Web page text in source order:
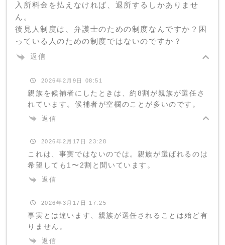
入所料金を払えなければ、退所するしかありませ
ん。
後見人制度は、弁護士のための制度なんですか？困
っている人のための制度ではないのですか？
返信
2026年2月9日 08:51
親族を候補者にしたときは、約8割が親族が選任さ
れています。候補者が空欄のことが多いのです。
返信
2026年2月17日 23:28
これは、事実ではないのでは。親族が選ばれるのは
希望しても1〜2割と聞いています。
返信
2026年3月17日 17:25
事実とは違います、親族が選任されることは殆ど有
りません。
返信